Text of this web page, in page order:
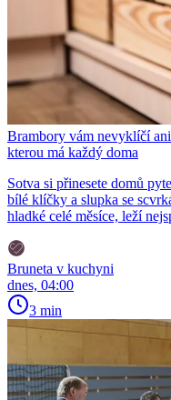
Brambory vám nevyklíčí
kterou má každý doma
Sotva si přinesete domů
bílé klíčky a slupka se
hladké celé měsíce, leží
Bruneta v kuchyni
dnes, 04:00
3 min